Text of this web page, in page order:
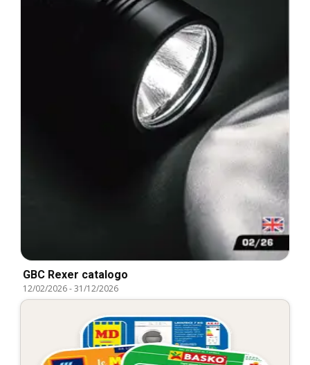
GBC Rexer catalogo
12/02/2026-31/12/2026